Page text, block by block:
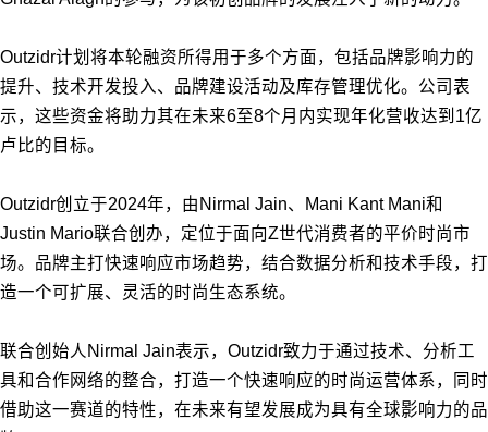
Outzidr计划将本轮融资所得用于多个方面，包括品牌影响力的
提升、技术开发投入、品牌建设活动及库存管理优化。公司表
示，这些资金将助力其在未来6至8个月内实现年化营收达到1亿
卢比的目标。
Outzidr创立于2024年，由Nirmal Jain、Mani Kant Mani和
Justin Mario联合创办，定位于面向Z世代消费者的平价时尚市
场。品牌主打快速响应市场趋势，结合数据分析和技术手段，打
造一个可扩展、灵活的时尚生态系统。
联合创始人Nirmal Jain表示，Outzidr致力于通过技术、分析工
具和合作网络的整合，打造一个快速响应的时尚运营体系，同时
借助这一赛道的特性，在未来有望发展成为具有全球影响力的品